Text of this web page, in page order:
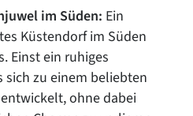
im Süden: Ein
Küstendorf im Süden
Einst ein ruhiges
sich zu einem beliebten
ohne dabei